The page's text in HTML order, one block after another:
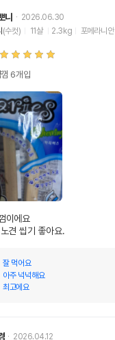
니
2026.06.30
(수컷) 11살 2.3kg 포메라니안
6개입
이에요
견 씹기 좋아요.
잘 먹어요
아주 넉넉해요
최고에요
2026.04.12